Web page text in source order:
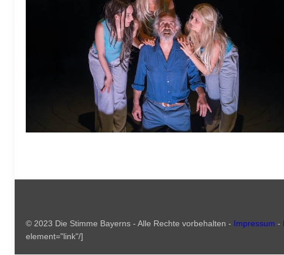
© 2023 Die Stimme Bayerns - Alle Rechte vorbehalten - Impressum -
element="link"/]